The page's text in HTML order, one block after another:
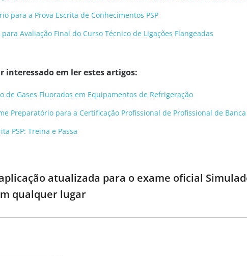
para a Prova Escrita de Conhecimentos PSP
Avaliação Final do Curso Técnico de Ligações Flangeadas
interessado em ler estes artigos:
de Gases Fluorados em Equipamentos de Refrigeração
Preparatório para a Certificação Profissional de Profissional de
PSP: Treina e Passa
atualizada para o exame oficial
qualquer lugar